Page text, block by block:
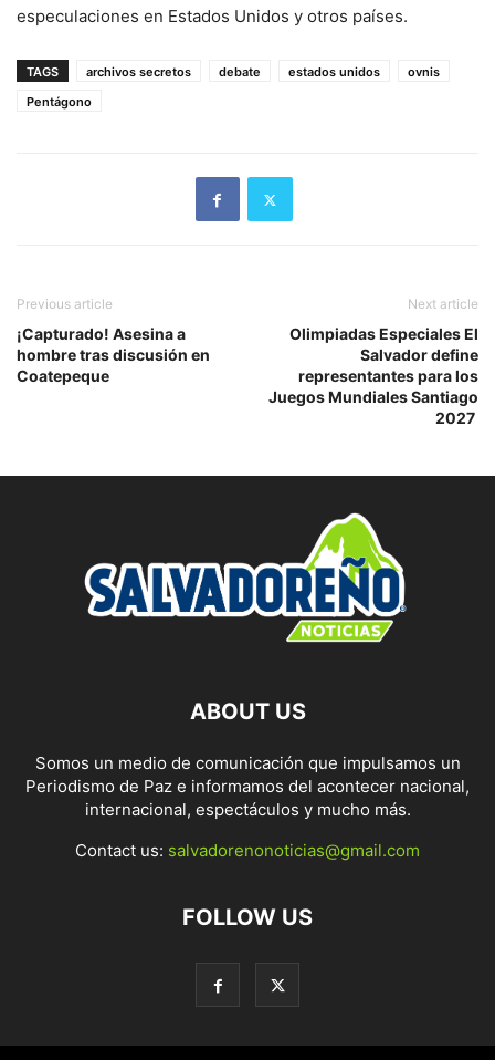
especulaciones en Estados Unidos y otros países.
TAGS archivos secretos debate estados unidos
ovnis
Pentágono
Previous article
¡Capturado! Asesina a
hombre tras discusión en
Coatepeque
Next article
Olimpiadas Especiales El
Salvador define
representantes para los
Juegos Mundiales Santiago
2027
ABOUT US
Somos un medio de comunicación que impulsamos un
Periodismo de Paz e informamos del acontecer nacional,
internacional, espectáculos y mucho más.
Contact us: salvadorenonoticias@gmail.com
FOLLOW US